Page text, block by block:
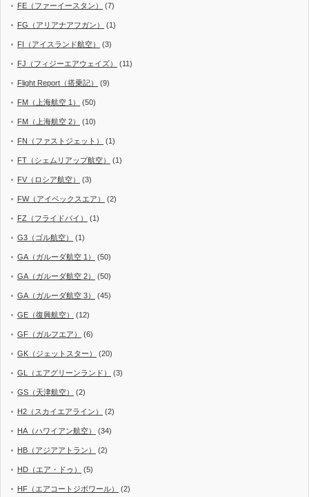
FE（ファーイースタン） (7)
FG（アリアナアフガン） (1)
FI（アイスランド航空） (3)
FJ（フィジーエアウェイズ） (11)
Flight Report（搭乗記） (9)
FM（上海航空 1） (50)
FM（上海航空 2） (10)
FN（ファストジェット） (1)
FT（シェムリアップ航空） (1)
FV（ロシア航空） (3)
FW（アイベックスエア） (2)
FZ（フライドバイ） (1)
G3（ゴル航空） (1)
GA（ガルーダ航空 1） (50)
GA（ガルーダ航空 2） (50)
GA（ガルーダ航空 3） (45)
GE（復興航空） (12)
GF（ガルフエア） (6)
GK（ジェットスター） (20)
GL（エアグリーンランド） (3)
GS（天津航空） (2)
H2（スカイエアライン） (2)
HA（ハワイアン航空） (34)
HB（アジアアトラン） (2)
HD（エア・ドゥ） (5)
HF（エアコートジボワール） (2)